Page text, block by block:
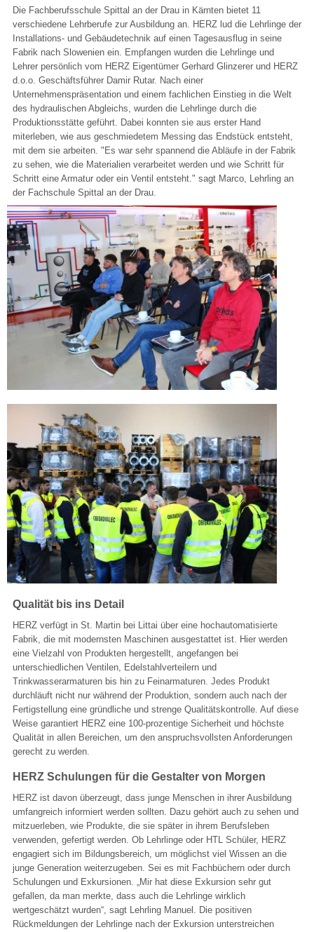
Die Fachberufsschule Spittal an der Drau in Kärnten bietet 11
verschiedene Lehrberufe zur Ausbildung an. HERZ lud die Lehrlinge der
Installations- und Gebäudetechnik auf einen Tagesausflug in seine
Fabrik nach Slowenien ein. Empfangen wurden die Lehrlinge und
Lehrer persönlich vom HERZ Eigentümer Gerhard Glinzerer und HERZ
d.o.o. Geschäftsführer Damir Rutar. Nach einer
Unternehmenspräsentation und einem fachlichen Einstieg in die Welt
des hydraulischen Abgleichs, wurden die Lehrlinge durch die
Produktionsstätte geführt. Dabei konnten sie aus erster Hand
miterleben, wie aus geschmiedetem Messing das Endstück entsteht,
mit dem sie arbeiten. "Es war sehr spannend die Abläufe in der Fabrik
zu sehen, wie die Materialien verarbeitet werden und wie Schritt für
Schritt eine Armatur oder ein Ventil entsteht." sagt Marco, Lehrling an
der Fachschule Spittal an der Drau.
Qualität bis ins Detail
HERZ verfügt in St. Martin bei Littai über eine hochautomatisierte
Fabrik, die mit modernsten Maschinen ausgestattet ist. Hier werden
eine Vielzahl von Produkten hergestellt, angefangen bei
unterschiedlichen Ventilen, Edelstahlverteilern und
Trinkwasserarmaturen bis hin zu Feinarmaturen. Jedes Produkt
durchläuft nicht nur während der Produktion, sondern auch nach der
Fertigstellung eine gründliche und strenge Qualitätskontrolle. Auf diese
Weise garantiert HERZ eine 100-prozentige Sicherheit und höchste
Qualität in allen Bereichen, um den anspruchsvollsten Anforderungen
gerecht zu werden.
HERZ Schulungen für die Gestalter von Morgen
HERZ ist davon überzeugt, dass junge Menschen in ihrer Ausbildung
umfangreich informiert werden sollten. Dazu gehört auch zu sehen und
mitzuerleben, wie Produkte, die sie später in ihrem Berufsleben
verwenden, gefertigt werden. Ob Lehrlinge oder HTL Schüler, HERZ
engagiert sich im Bildungsbereich, um möglichst viel Wissen an die
junge Generation weiterzugeben. Sei es mit Fachbüchern oder durch
Schulungen und Exkursionen. „Mir hat diese Exkursion sehr gut
gefallen, da man merkte, dass auch die Lehrlinge wirklich
wertgeschätzt wurden“, sagt Lehrling Manuel. Die positiven
Rückmeldungen der Lehrlinge nach der Exkursion unterstreichen